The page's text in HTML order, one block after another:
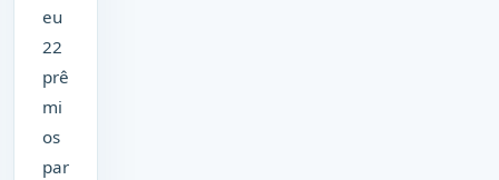
eu
22
prê
mi
os
par